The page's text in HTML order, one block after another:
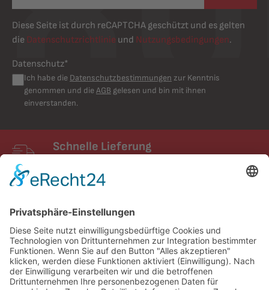
Diese Seite ist durch reCAPTCHA geschützt und es gelten
die Datenschutzrichtlinie und Nutzungsbedingungen.
Datenschutz*
Ich habe die Datenschutzbestimmungen zur Kenntnis
genommen und dieAGB gelesen und bin mit ihnen
einverstanden.
Schnelle Lieferung
Creative Technology GmbH
Entdecken
Service und Kontakt